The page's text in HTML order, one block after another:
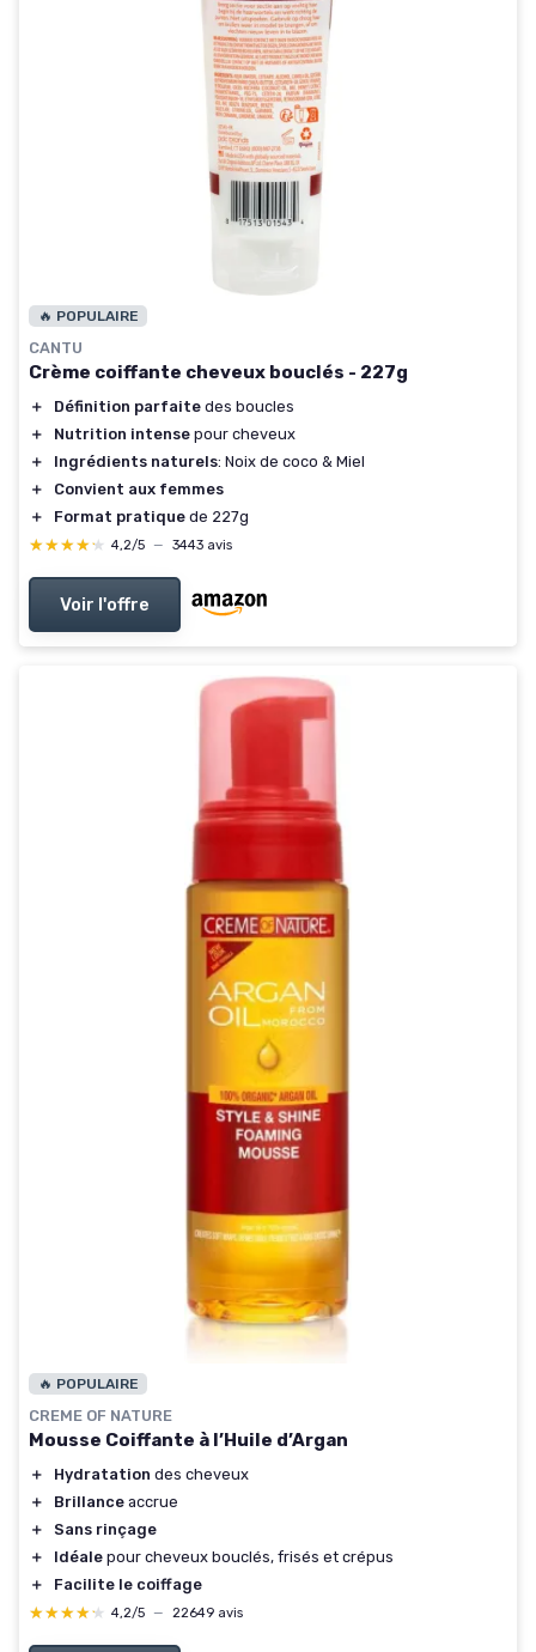
🔥 POPULAIRE
CANTU
Crème coiffante cheveux bouclés - 227g
＋ Définition parfaite des boucles
＋
Nutrition intense pour cheveux
＋
Ingrédients naturels: Noix de coco & Miel
＋
Convient aux femmes
＋
Format pratique de 227g
★★★★★
★★★★★ 4,2/5 — 3443 avis
Voir l'offre
🔥 POPULAIRE
CREME OF NATURE
Mousse Coiffante à l’Huile d’Argan
＋ Hydratation des cheveux
＋
Brillance accrue
＋
Sans rinçage
＋
Idéale pour cheveux bouclés, frisés et crépus
＋
Facilite le coiffage
★★★★★
★★★★★ 4,2/5 — 22649 avis